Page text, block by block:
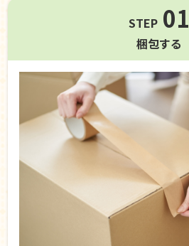
STEP 01
梱包する